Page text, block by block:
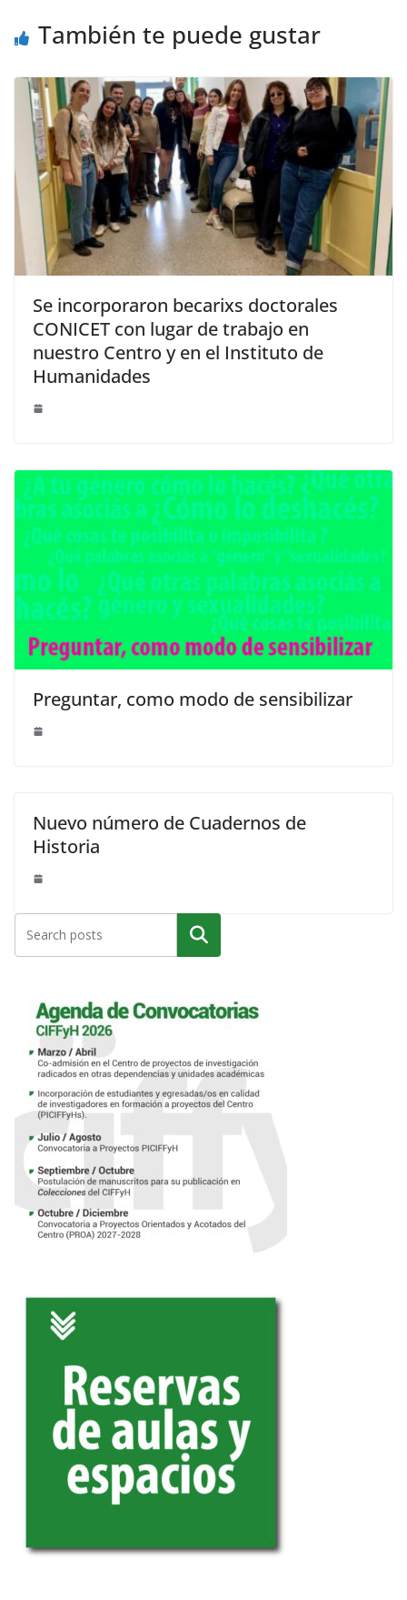
También te puede gustar
Se incorporaron becarixs doctorales
CONICET con lugar de trabajo en
nuestro Centro y en el Instituto de
Humanidades
Preguntar, como modo de sensibilizar
Nuevo número de Cuadernos de
Historia
Buscar